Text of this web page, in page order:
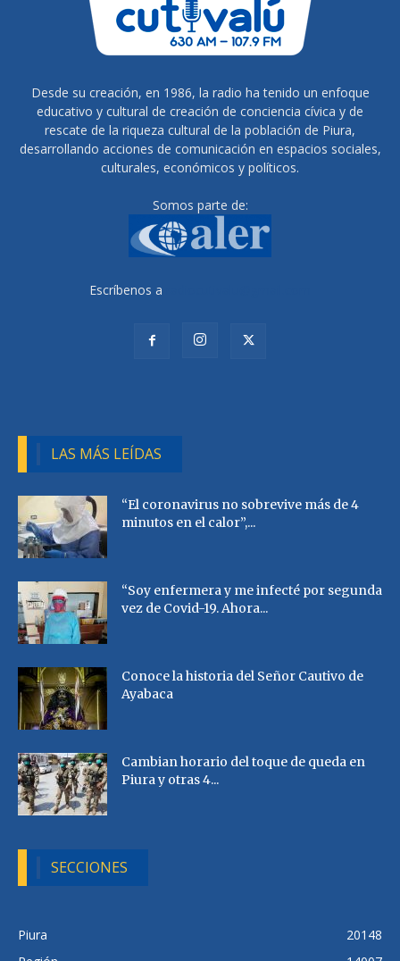
Desde su creación, en 1986, la radio ha tenido un enfoque
educativo y cultural de creación de conciencia cívica y de
rescate de la riqueza cultural de la población de Piura,
desarrollando acciones de comunicación en espacios sociales,
culturales, económicos y políticos.
Somos parte de:
Escríbenos a
LAS MÁS LEÍDAS
“El coronavirus no sobrevive más de 4
minutos en el calor”,...
“Soy enfermera y me infecté por segunda
vez de Covid-19. Ahora...
Conoce la historia del Señor Cautivo de
Ayabaca
Cambian horario del toque de queda en
Piura y otras 4...
SECCIONES
Piura
20148